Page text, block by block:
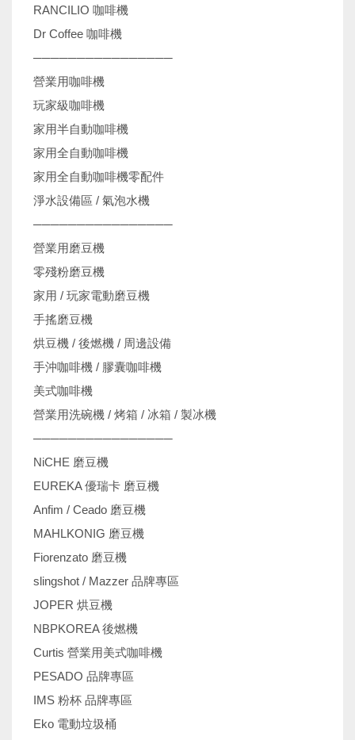
RANCILIO 咖啡機
Dr Coffee 咖啡機
────────────────
營業用咖啡機
玩家級咖啡機
家用半自動咖啡機
家用全自動咖啡機
家用全自動咖啡機零配件
淨水設備區 / 氣泡水機
────────────────
營業用磨豆機
零殘粉磨豆機
家用 / 玩家電動磨豆機
手搖磨豆機
烘豆機 / 後燃機 / 周邊設備
手沖咖啡機 / 膠囊咖啡機
美式咖啡機
營業用洗碗機 / 烤箱 / 冰箱 / 製冰機
────────────────
NiCHE 磨豆機
EUREKA 優瑞卡 磨豆機
Anfim / Ceado 磨豆機
MAHLKONIG 磨豆機
Fiorenzato 磨豆機
slingshot / Mazzer 品牌專區
JOPER 烘豆機
NBPKOREA 後燃機
Curtis 營業用美式咖啡機
PESADO 品牌專區
IMS 粉杯 品牌專區
Eko 電動垃圾桶